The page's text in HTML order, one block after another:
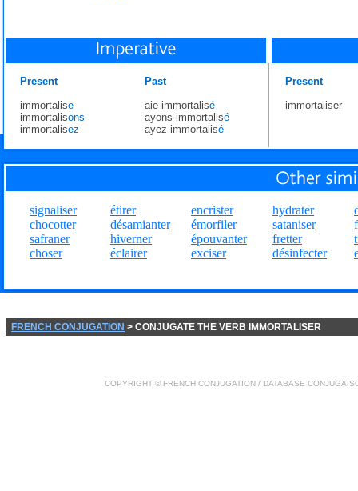
Present
immortalise
immortalisons
immortalisez
Past
aie immortalisé
ayons immortalisé
ayez immortalisé
Present
immortaliser
signaliser
chocotter
safraner
choser
étirer
désamianter
hiverner
éclairer
encrister
émorfiler
épouvanter
exciser
hydrater
sataniser
fretter
désinfecter
FRENCH CONJUGATION > CONJUGATE THE VERB IMMORTALISER
COPYRIGHT © FRENCH CONJUGATION / DATABASE